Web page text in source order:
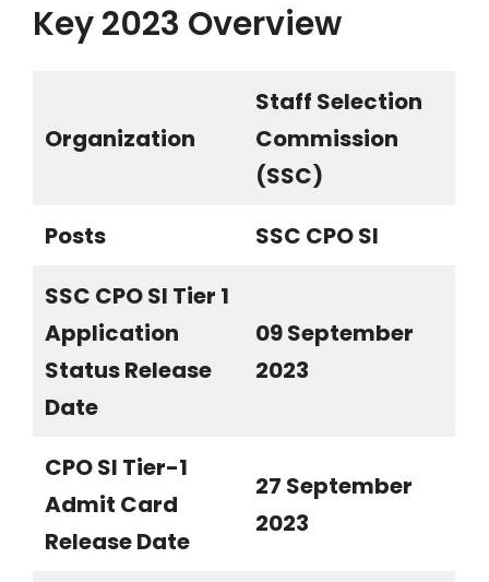
Key 2023 Overview
Organization
Staff Selection
Commission
(SSC)
Posts
SSC CPO SI
SSC CPO SI Tier 1
Application
Status Release
Date
09 September
2023
CPO SI Tier-1
Admit Card
Release Date
27 September
2023